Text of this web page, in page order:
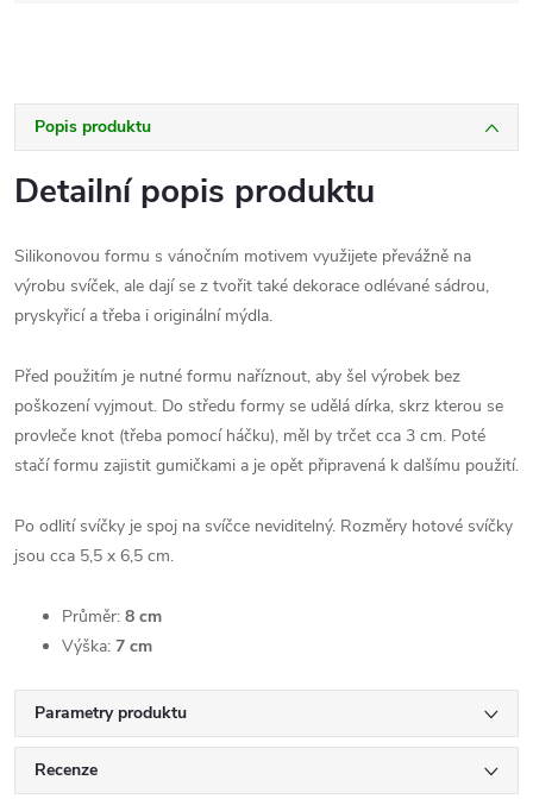
Popis produktu
Detailní popis produktu
Silikonovou formu s vánočním motivem využijete převážně na
výrobu svíček, ale dají se z tvořit také dekorace odlévané sádrou,
pryskyřicí a třeba i originální mýdla.
Před použitím je nutné formu naříznout, aby šel výrobek bez
poškození vyjmout. Do středu formy se udělá dírka, skrz kterou se
provleče knot (třeba pomocí háčku), měl by trčet cca 3 cm. Poté
stačí formu zajistit gumičkami a je opět připravená k dalšímu použití.
Po odlití svíčky je spoj na svíčce neviditelný. Rozměry hotové svíčky
jsou cca 5,5 x 6,5 cm.
Průměr: 8 cm
Výška: 7 cm
Parametry produktu
Recenze